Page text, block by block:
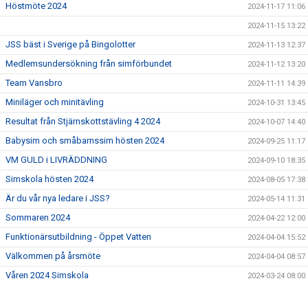
Höstmöte 2024 2024-11-17 11:06
2024-11-15 13:22
JSS bäst i Sverige på Bingolotter 2024-11-13 12:37
Medlemsundersökning från simförbundet 2024-11-12 13:20
Team Vansbro 2024-11-11 14:39
Miniläger och minitävling 2024-10-31 13:45
Resultat från Stjärnskottstävling 4 2024 2024-10-07 14:40
Babysim och småbarnssim hösten 2024 2024-09-25 11:17
VM GULD i LIVRÄDDNING 2024-09-10 18:35
Simskola hösten 2024 2024-08-05 17:38
Är du vår nya ledare i JSS? 2024-05-14 11:31
Sommaren 2024 2024-04-22 12:00
Funktionärsutbildning - Öppet Vatten 2024-04-04 15:52
Välkommen på årsmöte 2024-04-04 08:57
Våren 2024 Simskola 2024-03-24 08:00